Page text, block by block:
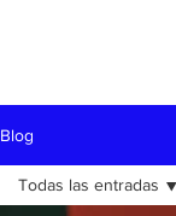
Blog
Todas las entradas